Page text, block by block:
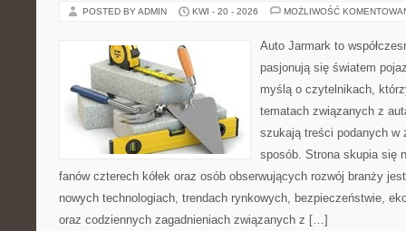
POSTED BY ADMIN KWI - 20 - 2026 MOŻLIWOŚĆ
Auto Jarmark to
pasjonują się światem
myślą o czytelnikach,
tematach związanych z
szukają treści podanych w
sposób. Strona skupia się
fanów czterech kółek oraz osób obserwujących rozwój branży
nowych technologiach, trendach rynkowych, bezpieczeństwie,
oraz codziennych zagadnieniach związanych z […]